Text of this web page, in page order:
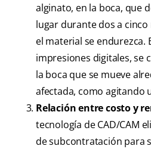
alginato, en la boca, que
lugar durante dos a
el material se endurezca.
impresiones digitales, se
la boca que se mueve
afectada, como agitando
Relación entre costo y
tecnología de CAD/CAM
de subcontratación para